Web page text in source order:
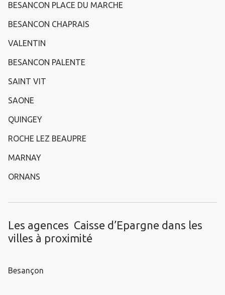
BESANCON PLACE DU MARCHE
BESANCON CHAPRAIS
VALENTIN
BESANCON PALENTE
SAINT VIT
SAONE
QUINGEY
ROCHE LEZ BEAUPRE
MARNAY
ORNANS
Les agences Caisse d’Epargne dans les
villes à proximité
Besançon